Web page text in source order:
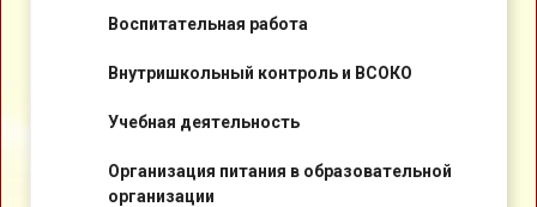
Воспитательная работа
Внутришкольный контроль и ВСОКО
Учебная деятельность
Организация питания в образовательной
организации